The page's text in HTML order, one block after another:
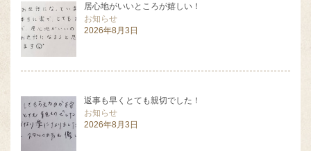
居心地がいいところが嬉しい！
お知らせ
2026年8月3日
返事も早くとても親切でした！
お知らせ
2026年8月3日